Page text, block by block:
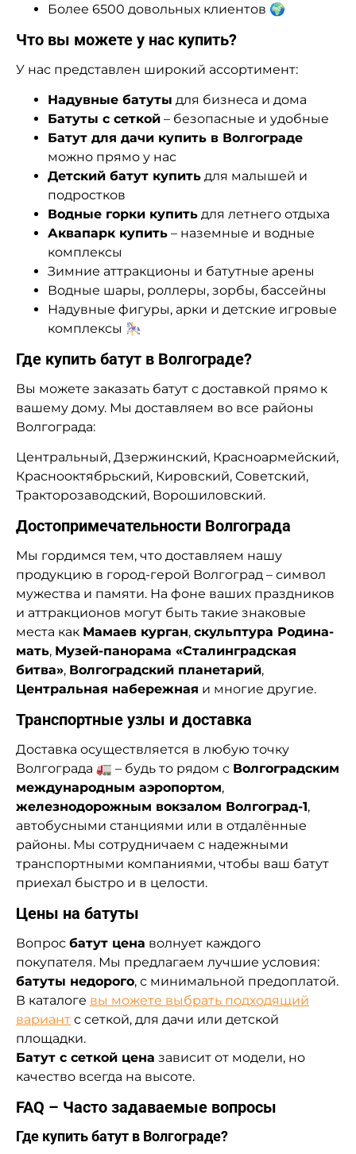
Более 6500 довольных клиентов 🌍
Что вы можете у нас купить?
У нас представлен широкий ассортимент:
Надувные батуты для бизнеса и дома
Батуты с сеткой – безопасные и удобные
Батут для дачи купить в Волгограде
можно прямо у нас
Детский батут купить для малышей и
подростков
Водные горки купить для летнего отдыха
Аквапарк купить – наземные и водные
комплексы
Зимние аттракционы и батутные арены
Водные шары, роллеры, зорбы, бассейны
Надувные фигуры, арки и детские игровые
комплексы 🎠
Где купить батут в Волгограде?
Вы можете заказать батут с доставкой прямо к
вашему дому. Мы доставляем во все районы
Волгограда:
Центральный, Дзержинский, Красноармейский,
Краснооктябрьский, Кировский, Советский,
Тракторозаводский, Ворошиловский.
Достопримечательности Волгограда
Мы гордимся тем, что доставляем нашу
продукцию в город-герой Волгоград – символ
мужества и памяти. На фоне ваших праздников
и аттракционов могут быть такие знаковые
места как Мамаев курган, скульптура Родина-
мать, Музей-панорама «Сталинградская
битва», Волгоградский планетарий,
Центральная набережная и многие другие.
Транспортные узлы и доставка
Доставка осуществляется в любую точку
Волгограда 🚛 – будь то рядом с Волгоградским
международным аэропортом,
железнодорожным вокзалом Волгоград-1,
автобусными станциями или в отдалённые
районы. Мы сотрудничаем с надежными
транспортными компаниями, чтобы ваш батут
приехал быстро и в целости.
Цены на батуты
Вопрос батут цена волнует каждого
покупателя. Мы предлагаем лучшие условия:
батуты недорого, с минимальной предоплатой.
В каталоге вы можете выбрать подходящий
вариант с сеткой, для дачи или детской
площадки.
Батут с сеткой цена зависит от модели, но
качество всегда на высоте.
FAQ – Часто задаваемые вопросы
Где купить батут в Волгограде?